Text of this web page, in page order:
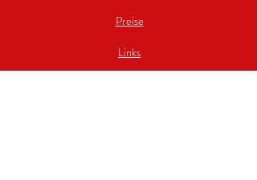
Preise
Links